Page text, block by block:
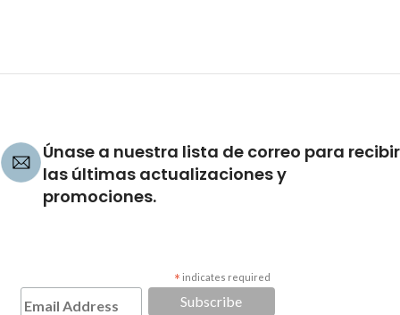
Únase a nuestra lista de correo para recibir
las últimas actualizaciones y
promociones.
* indicates required